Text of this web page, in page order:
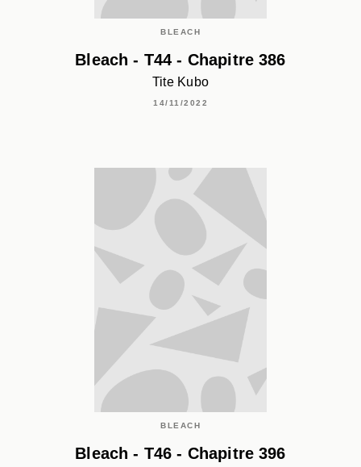
BLEACH
Bleach - T44 - Chapitre 386
Tite Kubo
14/11/2022
BLEACH
Bleach - T46 - Chapitre 396